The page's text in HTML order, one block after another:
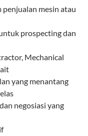
penjualan mesin atau
prospecting dan
Mechanical
yang menantang
negosiasi yang